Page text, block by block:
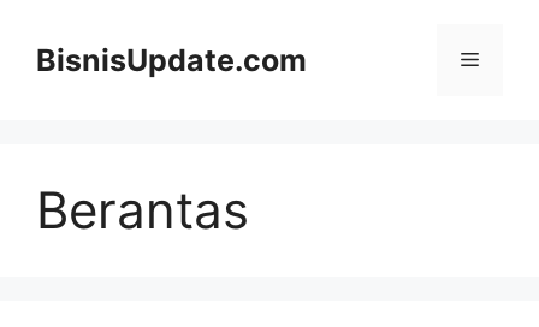
BisnisUpdate.com Menu
Berantas